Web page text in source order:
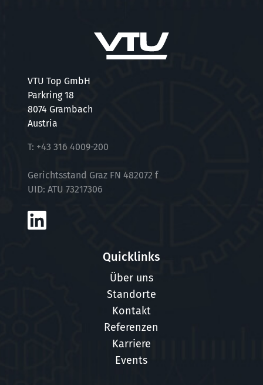
VTU Top GmbH
Parkring 18
8074 Grambach
Austria
T: +43 316 4009-200
Gerichtsstand Graz FN 482072 f
UID: ATU 73217306
Quicklinks
Über uns
Standorte
Kontakt
Referenzen
Karriere
Events